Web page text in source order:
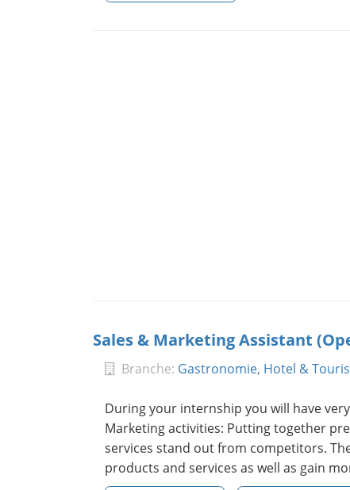
Sales & Marketing Assistant
Branche: Gastronomie, Hotel &
During your internship you will have
Marketing activities: Putting together
services stand out from competitors.
products and services as well as gain